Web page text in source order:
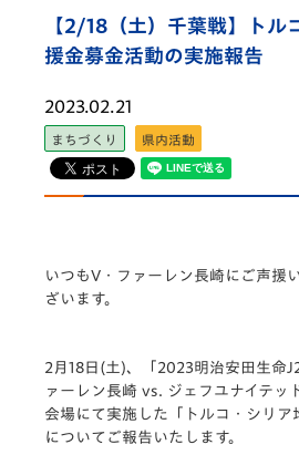
【2/18（土）千葉戦】トル
援金募金活動の実施報告
2023.02.21
まちづくり 県内活動
いつもV・ファーレン長崎にご声援
ざいます。
2月18日(土)、「2023明治安田生命
ァーレン長崎 vs. ジェフユナイテッ
会場にて実施した「トルコ・シリア
についてご報告いたします。